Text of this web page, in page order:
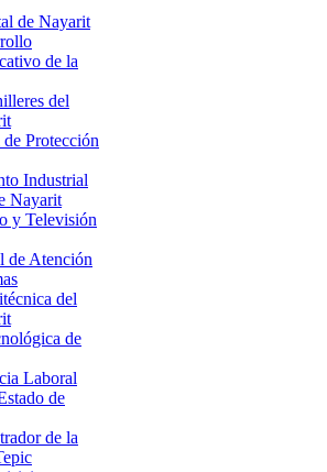
de Nayarit
de la
del
Protección
Industrial
Nayarit
y Televisión
de Atención
del
de
Laboral
de
de la